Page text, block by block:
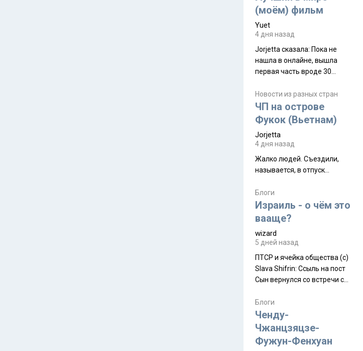
(моём) фильм
Yuet
4 дня назад
Jorjetta сказалa: Пока не
нашла в онлайне, вышла
первая часть вроде 30
Дивали 8 ноября.
Новости из разных стран
ЧП на острове
Фукок (Вьетнам)
Jorjetta
4 дня назад
Жалко людей. Съездили,
называется, в отпуск...
Блоги
Израиль - о чём это
вааще?
wizard
5 дней назад
ПТСР и ячейка общества (с)
Slava Shifrin: Ссыль на пост
Сын вернулся со встречи с
уже, как демобилизовались,
а продолжают встречаться
почти каждую неделю) и с
порога сообщил: "Эйтан
разводится!" Эйтан -
Блоги
Ченду-
Чжанцзяцзе-
Фужун-Фенхуан